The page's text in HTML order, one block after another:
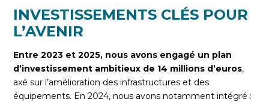
INVESTISSEMENTS CLÉS POUR
L’AVENIR
Entre 2023 et 2025, nous avons engagé un plan
d’investissement ambitieux de 14 millions d’euros,
axé sur l’amélioration des infrastructures et des
équipements. En 2024, nous avons notamment intégré :